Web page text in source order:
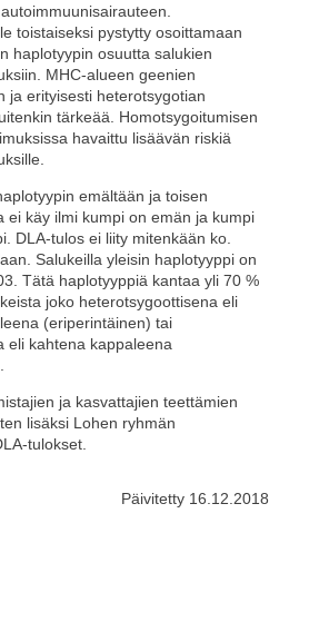
toistaiseksi pystytty osoittamaan
haplotyypin osuutta salukien
MHC-alueen geenien
ja erityisesti heterotsygotian
tärkeää. Homotsygoitumisen
havaittu lisäävän riskiä
emältään ja toisen
ei käy ilmi kumpi on emän ja kumpi
DLA-tulos ei liity mitenkään ko.
Salukeilla yleisin haplotyyppi on
Tätä haplotyyppiä kantaa yli 70 %
joko heterotsygoottisena eli
(eriperintäinen) tai
eli kahtena kappaleena
ja kasvattajien teettämien
lisäksi Lohen ryhmän
tulokset.
Päivitetty 16.12.2018